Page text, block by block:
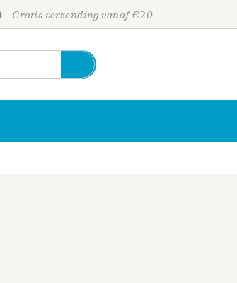
Gratis verzending vanaf €20
Personen